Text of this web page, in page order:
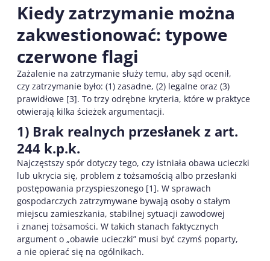
Kiedy zatrzymanie można
zakwestionować: typowe
czerwone flagi
Zażalenie na zatrzymanie służy temu, aby sąd ocenił,
czy zatrzymanie było: (1) zasadne, (2) legalne oraz (3)
prawidłowe [3]. To trzy odrębne kryteria, które w praktyce
otwierają kilka ścieżek argumentacji.
1) Brak realnych przesłanek z art.
244 k.p.k.
Najczęstszy spór dotyczy tego, czy istniała obawa ucieczki
lub ukrycia się, problem z tożsamością albo przesłanki
postępowania przyspieszonego [1]. W sprawach
gospodarczych zatrzymywane bywają osoby o stałym
miejscu zamieszkania, stabilnej sytuacji zawodowej
i znanej tożsamości. W takich stanach faktycznych
argument o „obawie ucieczki” musi być czymś poparty,
a nie opierać się na ogólnikach.